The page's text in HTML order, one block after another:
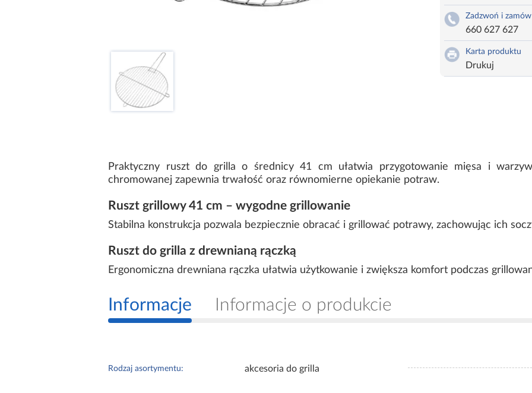
Zadzwoń i zamów
660 627 627
Karta produktu
Drukuj
Praktyczny ruszt do grilla o średnicy 41 cm ułatwia przygotowanie mięsa i
chromowanej zapewnia trwałość oraz równomierne opiekanie potraw.
Ruszt grillowy 41 cm – wygodne grillowanie
Stabilna konstrukcja pozwala bezpiecznie obracać i grillować potrawy, zachowując ich
Ruszt do grilla z drewnianą rączką
Ergonomiczna drewniana rączka ułatwia użytkowanie i zwiększa komfort podczas
Informacje Informacje o produkcie
Rodzaj asortymentu: akcesoria do grilla